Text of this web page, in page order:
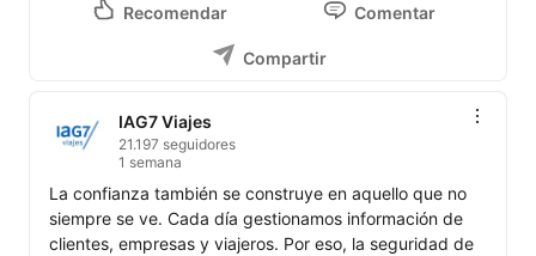
Recomendar Comentar
Compartir
IAG7 Viajes
21.197 seguidores
1 semana
La confianza también se construye en aquello que no
siempre se ve. Cada día gestionamos información de
clientes, empresas y viajeros. Por eso, la seguridad de